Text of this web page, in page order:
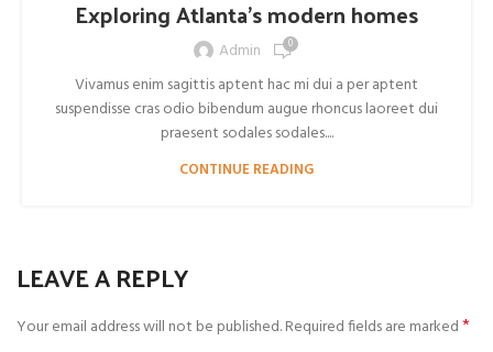
Exploring Atlanta’s modern homes
Admin 0
Vivamus enim sagittis aptent hac mi dui a per aptent
suspendisse cras odio bibendum augue rhoncus laoreet dui
praesent sodales sodales....
CONTINUE READING
LEAVE A REPLY
Your email address will not be published.Required fields are marked*